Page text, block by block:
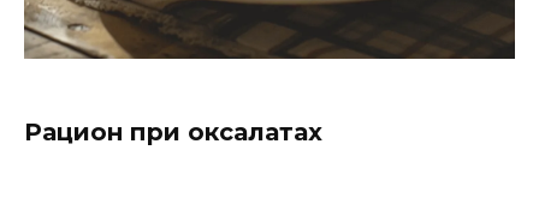
Рацион при оксалатах